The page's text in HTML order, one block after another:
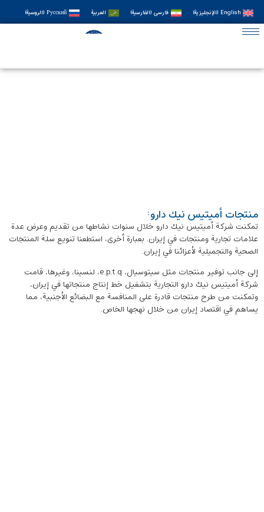
English
(الإنجليزية) فارسی (الفارسية) العربية Русский
(الروسية)
منتجات أميتيس نيك دارو:
تمكنت شركة أميتيس نيك دارو خلال سنوات نشاطها من تقديم وعرض عدة
علامات تجارية ومنتجات في إيران. بعبارة أخرى، استطعنا تنويع سلة المنتجات
الصحية والتجميلية لأعزائنا في إيران.
إلى جانب توفير منتجات مثل سيتوسيال، e.p.t.q، لنسينا، وغيرها، قامت
شركة أميتيس نيك دارو التجارية بتشغيل خط إنتاج منتجاتها في إيران،
وتمكنت من طرح منتجات قادرة على المنافسة مع البضائع الأجنبية، مما
يساهم في اقتصاد إيران من خلال نهجها الخاص.